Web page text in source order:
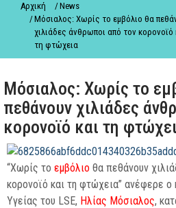
You are here:
Αρχική
News
Μόσιαλος: Χωρίς το εμβόλιο θα
χιλιάδες άνθρωποι από τον κορονοϊό
τη φτώχεια
Μόσιαλος: Χωρίς το
πεθάνουν χιλιάδες
κορονοϊό και τη
“Χωρίς το εμβόλιο θα πεθάνουν
κορονοϊό και τη φτώχεια” ανέφερε ο
Υγείας του LSE, Ηλίας Μόσιαλος,